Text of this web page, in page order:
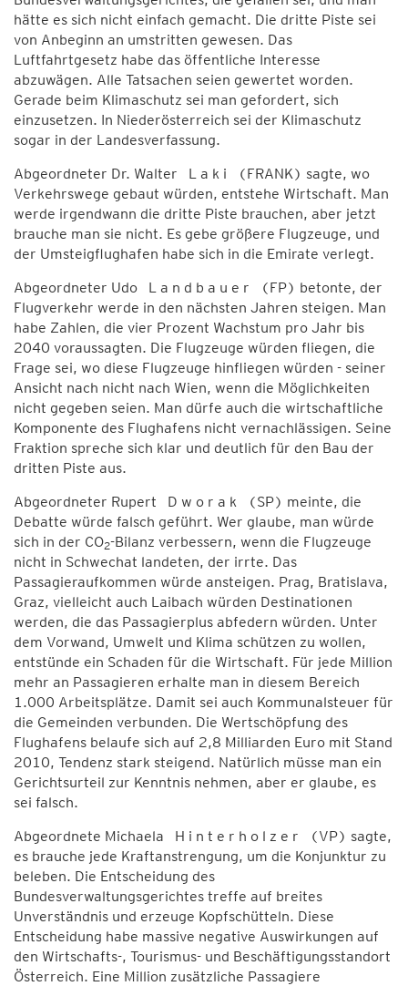
hätte es sich nicht einfach gemacht. Die dritte Piste sei
von Anbeginn an umstritten gewesen. Das
Luftfahrtgesetz habe das öffentliche Interesse
abzuwägen. Alle Tatsachen seien gewertet worden.
Gerade beim Klimaschutz sei man gefordert, sich
einzusetzen. In Niederösterreich sei der Klimaschutz
sogar in der Landesverfassung.
Abgeordneter Dr. Walter L a k i (FRANK) sagte, wo
Verkehrswege gebaut würden, entstehe Wirtschaft. Man
werde irgendwann die dritte Piste brauchen, aber jetzt
brauche man sie nicht. Es gebe größere Flugzeuge, und
der Umsteigflughafen habe sich in die Emirate verlegt.
Abgeordneter Udo L a n d b a u e r (FP) betonte, der
Flugverkehr werde in den nächsten Jahren steigen. Man
habe Zahlen, die vier Prozent Wachstum pro Jahr bis
2040 voraussagten. Die Flugzeuge würden fliegen, die
Frage sei, wo diese Flugzeuge hinfliegen würden - seiner
Ansicht nach nicht nach Wien, wenn die Möglichkeiten
nicht gegeben seien. Man dürfe auch die wirtschaftliche
Komponente des Flughafens nicht vernachlässigen. Seine
Fraktion spreche sich klar und deutlich für den Bau der
dritten Piste aus.
Abgeordneter Rupert D w o r a k (SP) meinte, die
Debatte würde falsch geführt. Wer glaube, man würde
sich in der CO2-Bilanz verbessern, wenn die Flugzeuge
nicht in Schwechat landeten, der irrte. Das
Passagieraufkommen würde ansteigen. Prag, Bratislava,
Graz, vielleicht auch Laibach würden Destinationen
werden, die das Passagierplus abfedern würden. Unter
dem Vorwand, Umwelt und Klima schützen zu wollen,
entstünde ein Schaden für die Wirtschaft. Für jede Million
mehr an Passagieren erhalte man in diesem Bereich
1.000 Arbeitsplätze. Damit sei auch Kommunalsteuer für
die Gemeinden verbunden. Die Wertschöpfung des
Flughafens belaufe sich auf 2,8 Milliarden Euro mit Stand
2010, Tendenz stark steigend. Natürlich müsse man ein
Gerichtsurteil zur Kenntnis nehmen, aber er glaube, es
sei falsch.
Abgeordnete Michaela H i n t e r h o l z e r (VP) sagte,
es brauche jede Kraftanstrengung, um die Konjunktur zu
beleben. Die Entscheidung des
Bundesverwaltungsgerichtes treffe auf breites
Unverständnis und erzeuge Kopfschütteln. Diese
Entscheidung habe massive negative Auswirkungen auf
den Wirtschafts-, Tourismus- und Beschäftigungsstandort
Österreich. Eine Million zusätzliche Passagiere